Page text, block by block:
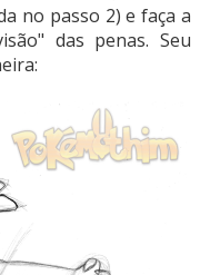
no passo 2) e faça a
das penas. Seu